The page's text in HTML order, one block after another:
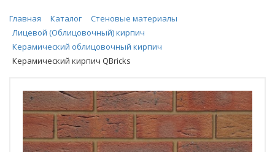
Главная Каталог
Стеновые материалы
Лицевой (Облицовочный) кирпич
Керамический облицовочный кирпич
Керамический кирпич QBricks